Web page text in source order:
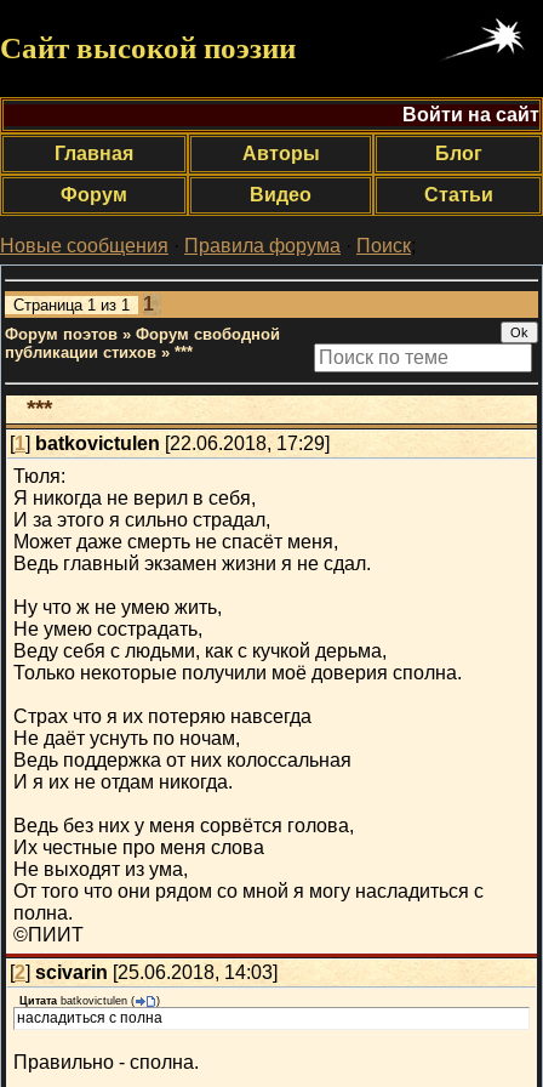
Сайт высокой поэзии
Войти на сайт
Главная
Авторы
Блог
Форум
Видео Статьи
Новые сообщения · Правила форума · Поиск;
Страница 1 из 1 1
Форум поэтов » Форум свободной
публикации стихов » ***
***
[1] batkovictulen [22.06.2018, 17:29]
Тюля:
Я никогда не верил в себя,
И за этого я сильно страдал,
Может даже смерть не спасёт меня,
Ведь главный экзамен жизни я не сдал.
Ну что ж не умею жить,
Не умею сострадать,
Веду себя с людьми, как с кучкой дерьма,
Только некоторые получили моё доверия сполна.
Страх что я их потеряю навсегда
Не даёт уснуть по ночам,
Ведь поддержка от них колоссальная
И я их не отдам никогда.
Ведь без них у меня сорвётся голова,
Их честные про меня слова
Не выходят из ума,
От того что они рядом со мной я могу насладиться с
полна.
©ПИИТ
[2] scivarin [25.06.2018, 14:03]
Цитата batkovictulen ( )
насладиться с полна
Правильно - сполна.